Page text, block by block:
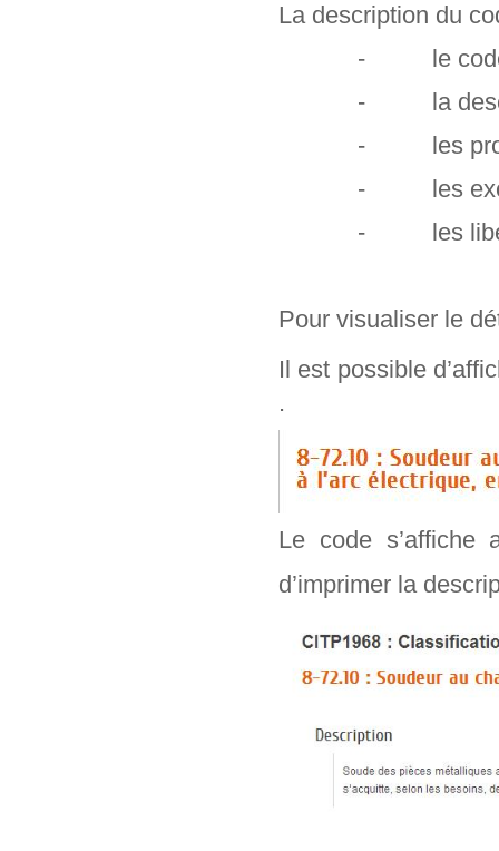
La description du
- le code
- la
- les
- les
- les
Pour visualiser le
Il est possible
.
Le code s’affiche
d’imprimer la